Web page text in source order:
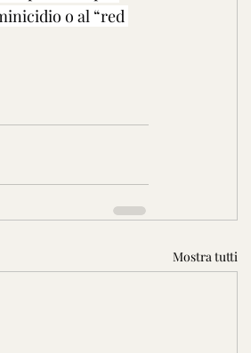
o al “red
Mostra tutti